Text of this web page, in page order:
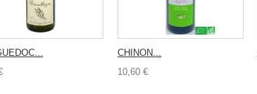
CHINON...
10,60 €